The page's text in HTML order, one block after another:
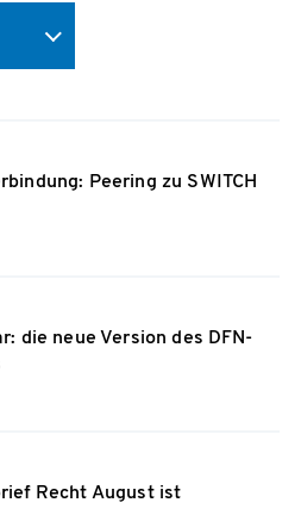
Peering zu SWITCH
die neue Version des DFN-
Recht August ist